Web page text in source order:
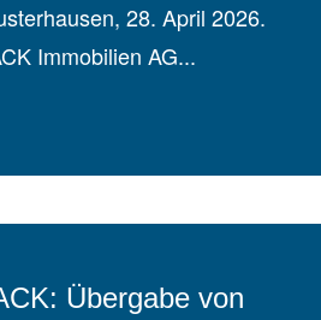
28. April 2026.
Immobilien AG...
Übergabe von